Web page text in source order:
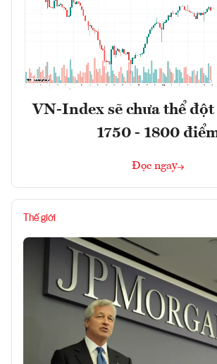
VN-Index sẽ chưa thể
1750 - 1800
Đọc ngay
Thế giới